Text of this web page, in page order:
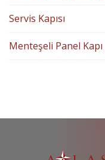
Servis Kapısı
Menteşeli Panel Kapı